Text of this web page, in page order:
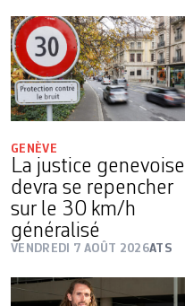
GENÈVE
La justice genevoise
devra se repencher
sur le 30 km/h
généralisé
VENDREDI 7 AOÛT 2026ATS